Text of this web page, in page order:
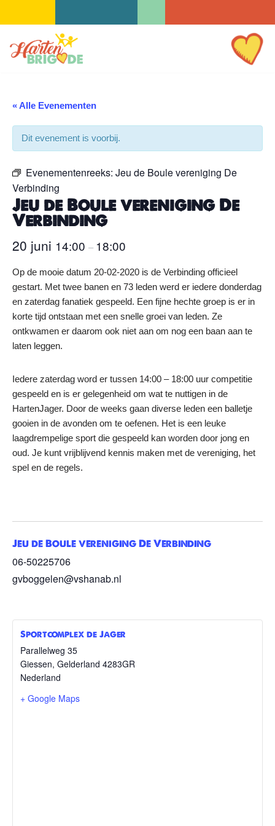
Ga
inhoud
« Alle Evenementen
Dit evenement is voorbij.
Evenementenreeks: Jeu de Boule vereniging De
Verbinding
Jeu de Boule vereniging De
Verbinding
20 juni 14:00 – 18:00
Op de mooie datum 20-02-2020 is de Verbinding officieel
gestart. Met twee banen en 73 leden werd er iedere donderdag
en zaterdag fanatiek gespeeld. Een fijne hechte groep is er in
korte tijd ontstaan met een snelle groei van leden. Ze
ontkwamen er daarom ook niet aan om nog een baan aan te
laten leggen.
Iedere zaterdag word er tussen 14:00 – 18:00 uur competitie
gespeeld en is er gelegenheid om wat te nuttigen in de
HartenJager. Door de weeks gaan diverse leden een balletje
gooien in de avonden om te oefenen. Het is een leuke
laagdrempelige sport die gespeeld kan worden door jong en
oud. Je kunt vrijblijvend kennis maken met de vereniging, het
spel en de regels.
Jeu de Boule vereniging De Verbinding
06-50225706
gvboggelen@vshanab.nl
Sportcomplex de Jager
Parallelweg 35
Giessen, Gelderland 4283GR
Nederland
+ Google Maps